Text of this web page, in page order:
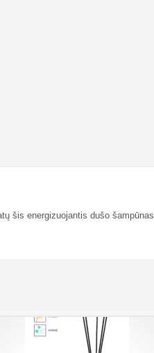
šis energizuojantis dušo šampūnas